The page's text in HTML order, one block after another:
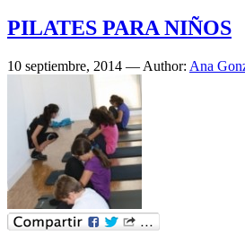
PILATES PARA NIÑOS
10 septiembre, 2014 — Author: Ana